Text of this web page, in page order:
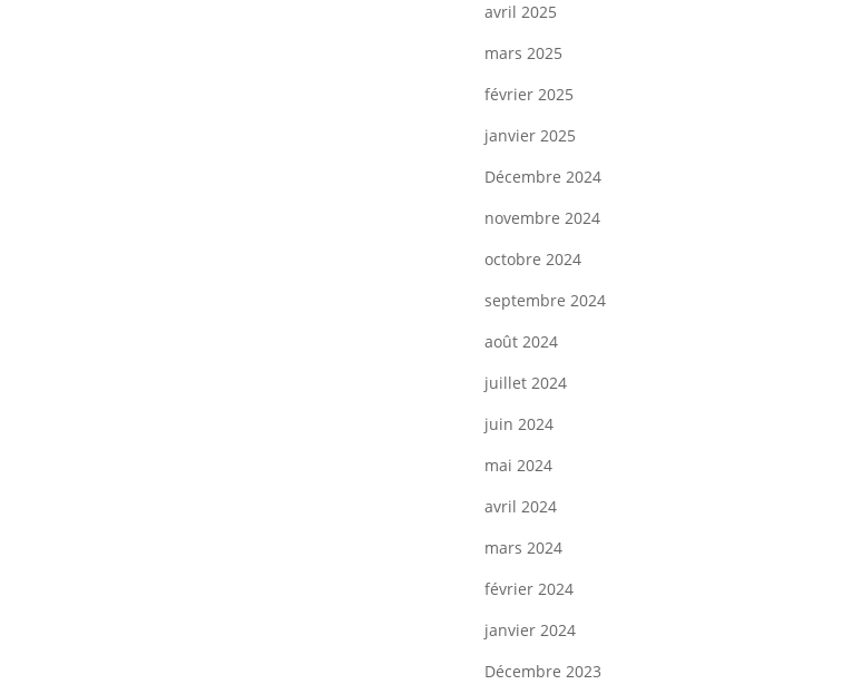
avril 2025
mars 2025
février 2025
janvier 2025
Décembre 2024
novembre 2024
octobre 2024
septembre 2024
août 2024
juillet 2024
juin 2024
mai 2024
avril 2024
mars 2024
février 2024
janvier 2024
Décembre 2023